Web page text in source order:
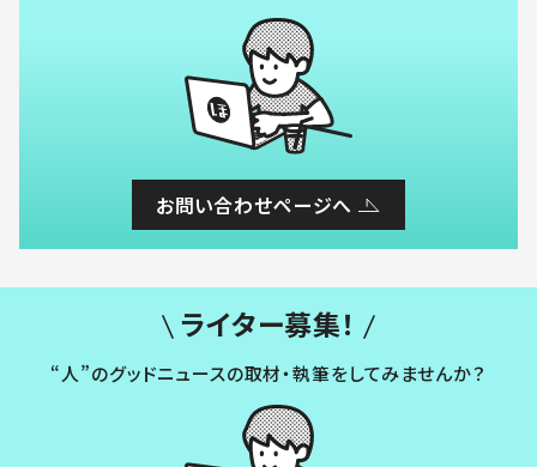
お問い合わせページへ
ライター募集！
“人”のグッドニュースの取材・執筆をしてみませんか？